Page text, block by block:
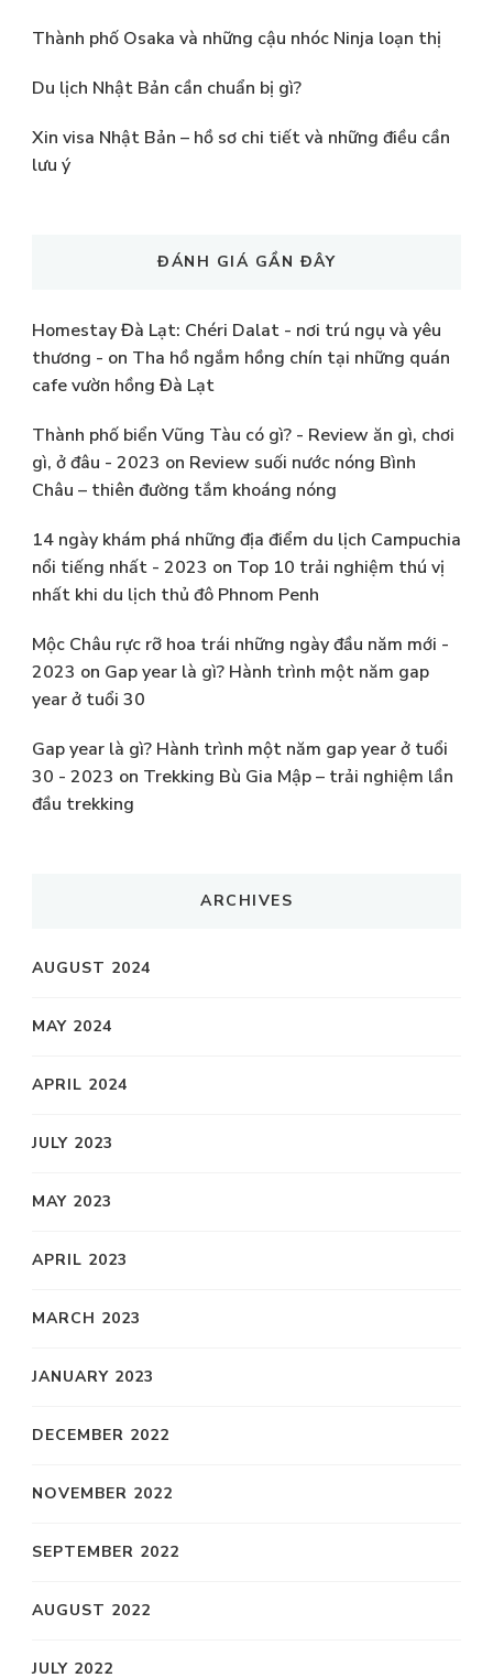
Thành phố Osaka và những cậu nhóc Ninja loạn thị
Du lịch Nhật Bản cần chuẩn bị gì?
Xin visa Nhật Bản – hồ sơ chi tiết và những điều cần
lưu ý
ĐÁNH GIÁ GẦN ĐÂY
Homestay Đà Lạt: Chéri Dalat - nơi trú ngụ và yêu
thương - on Tha hồ ngắm hồng chín tại những quán
cafe vườn hồng Đà Lạt
Thành phố biển Vũng Tàu có gì? - Review ăn gì, chơi
gì, ở đâu - 2023 on Review suối nước nóng Bình
Châu – thiên đường tắm khoáng nóng
14 ngày khám phá những địa điểm du lịch Campuchia
nổi tiếng nhất - 2023 on Top 10 trải nghiệm thú vị
nhất khi du lịch thủ đô Phnom Penh
Mộc Châu rực rỡ hoa trái những ngày đầu năm mới -
2023 on Gap year là gì? Hành trình một năm gap
year ở tuổi 30
Gap year là gì? Hành trình một năm gap year ở tuổi
30 - 2023 on Trekking Bù Gia Mập – trải nghiệm lần
đầu trekking
ARCHIVES
AUGUST 2024
MAY 2024
APRIL 2024
JULY 2023
MAY 2023
APRIL 2023
MARCH 2023
JANUARY 2023
DECEMBER 2022
NOVEMBER 2022
SEPTEMBER 2022
AUGUST 2022
JULY 2022